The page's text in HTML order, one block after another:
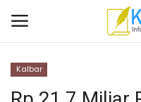
Kalbar